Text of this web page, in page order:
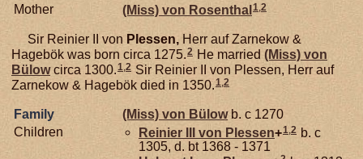
Mother
(Miss) von Rosenthal 1,2
Sir Reinier II von Plessen, Herr auf Zarnekow &
Hagebök was born circa 1275.2 He married (Miss) von
Bülowcirca 1300.1,2 Sir Reinier II von Plessen, Herr auf
Zarnekow & Hagebök died in 1350.1,2
Family (Miss) von Bülowb. c 1270
Children
Reinier III von Plessen+1 2 b. c
1305, d. bt 1368 - 1371